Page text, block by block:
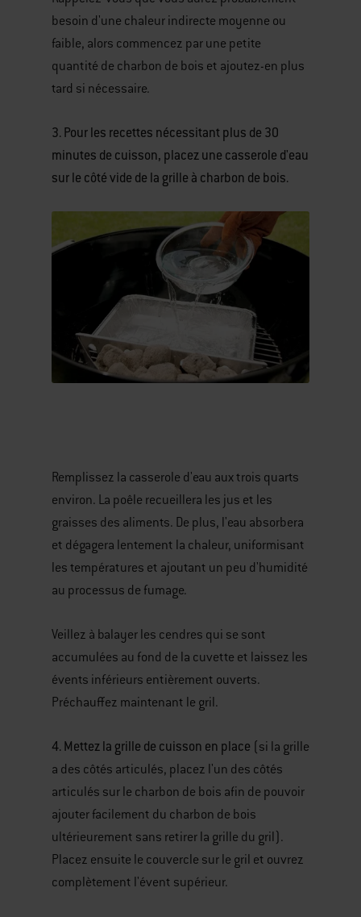
besoin d'une chaleur indirecte moyenne ou
faible, alors commencez par une petite
quantité de charbon de bois et ajoutez-en plus
tard si nécessaire.
3. Pour les recettes nécessitant plus de 30
minutes de cuisson, placez une casserole d'eau
sur le côté vide de la grille à charbon de bois.
Remplissez la casserole d'eau aux trois quarts
environ. La poêle recueillera les jus et les
graisses des aliments. De plus, l'eau absorbera
et dégagera lentement la chaleur, uniformisant
les températures et ajoutant un peu d'humidité
au processus de fumage.
Veillez à balayer les cendres qui se sont
accumulées au fond de la cuvette et laissez les
évents inférieurs entièrement ouverts.
Préchauffez maintenant le gril.
4. Mettez la grille de cuisson en place (si la grille
a des côtés articulés, placez l'un des côtés
articulés sur le charbon de bois afin de pouvoir
ajouter facilement du charbon de bois
ultérieurement sans retirer la grille du gril).
Placez ensuite le couvercle sur le gril et ouvrez
complètement l'évent supérieur.